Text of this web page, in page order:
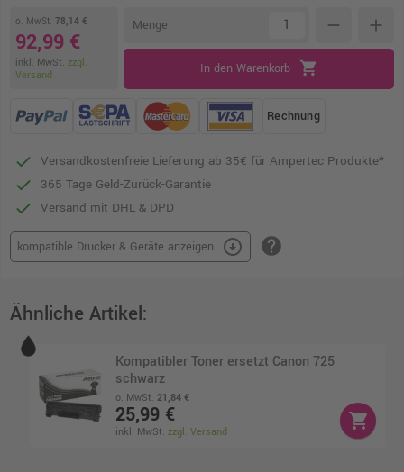
o. MwSt. 78,14 €
92,99 €
inkl. MwSt. zzgl.
Versand
Menge remove add
In den Warenkorb shopping_cart
Rechnung
Versandkostenfreie Lieferung ab 35€ für Ampertec Produkte*
365 Tage Geld-Zurück-Garantie
Versand mit DHL & DPD
kompatible Drucker & Geräte anzeigen arrow_circle_down help
Ähnliche Artikel:
Kompatibler Toner ersetzt Canon 725
schwarz
o. MwSt. 21,84 €
25,99 €
inkl. MwSt.zzgl. Versand
shopping_cart